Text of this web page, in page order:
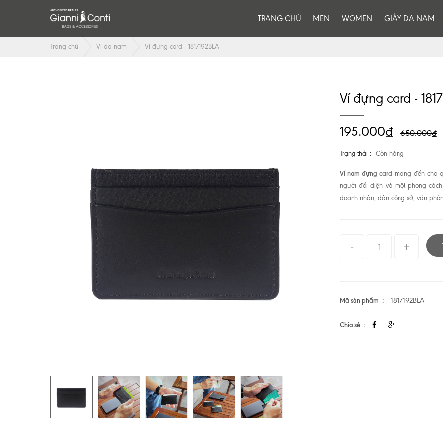
TRANG CHỦ MEN WOMEN GIÀY DA NAM
Trang chủ Ví da nam Ví đựng card - 1817192BLA
Ví đựng card -
195.000₫ 650.000₫
Trạng thái : Còn hàng
Ví nam đựng card mang đến cho
người đối diện và một phong
doanh nhân, dân công sở, văn
Mã sản phẩm 1817192BLA
Chia sẻ